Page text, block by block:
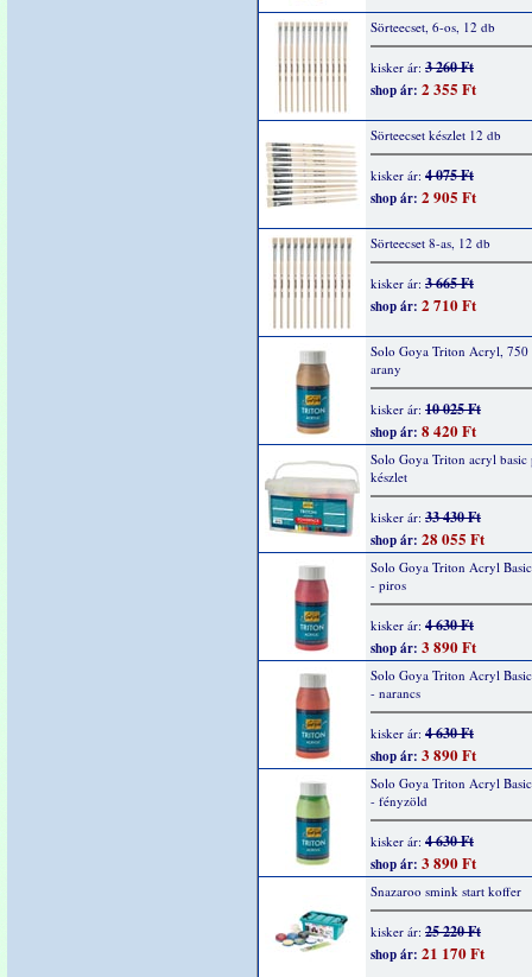
Sörteecset, 6-os, 12 db
kisker ár: 3 260 Ft
shop ár: 2 355 Ft
Sörteecset készlet 12 db
kisker ár: 4 075 Ft
shop ár: 2 905 Ft
Sörteecset 8-as, 12 db
kisker ár: 3 665 Ft
shop ár: 2 710 Ft
Solo Goya Triton Acryl, 750
arany
kisker ár: 10 025 Ft
shop ár: 8 420 Ft
Solo Goya Triton acryl basic
készlet
kisker ár: 33 430 Ft
shop ár: 28 055 Ft
Solo Goya Triton Acryl
- piros
kisker ár: 4 630 Ft
shop ár: 3 890 Ft
Solo Goya Triton Acryl
- narancs
kisker ár: 4 630 Ft
shop ár: 3 890 Ft
Solo Goya Triton Acryl
- fényzöld
kisker ár: 4 630 Ft
shop ár: 3 890 Ft
Snazaroo smink start koffer
kisker ár: 25 220 Ft
shop ár: 21 170 Ft